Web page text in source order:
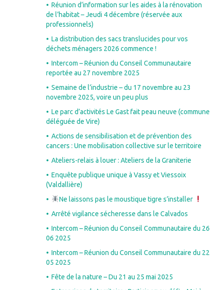
Réunion d’information sur les aides à la rénovation
de l’habitat – Jeudi 4 décembre (réservée aux
professionnels)
La distribution des sacs translucides pour vos
déchets ménagers 2026 commence !
Intercom – Réunion du Conseil Communautaire
reportée au 27 novembre 2025
Semaine de l’industrie – du 17 novembre au 23
novembre 2025, voire un peu plus
Le parc d’activités Le Gast fait peau neuve (commune
déléguée de Vire)
Actions de sensibilisation et de prévention des
cancers : Une mobilisation collective sur le territoire
Ateliers-relais à louer : Ateliers de la Graniterie
Enquête publique unique à Vassy et Viessoix
(Valdallière)
Ne laissons pas le moustique tigre s’installer
Arrêté vigilance sécheresse dans le Calvados
Intercom – Réunion du Conseil Communautaire du 26
06 2025
Intercom – Réunion du Conseil Communautaire du 22
05 2025
Fête de la nature – Du 21 au 25 mai 2025